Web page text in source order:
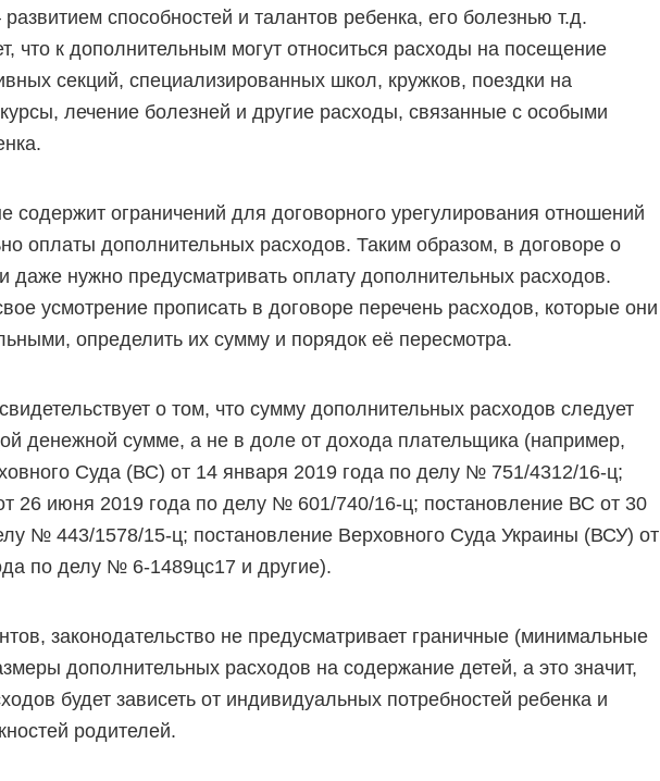
способностей и талантов ребенка, его болезнью т.д.
что к дополнительным могут относиться расходы на посещение
секций, специализированных школ, кружков, поездки на
лечение болезней и другие расходы, связанные с особыми
содержит ограничений для договорного урегулирования отношений
оплаты дополнительных расходов. Таким образом, в договоре о
даже нужно предусматривать оплату дополнительных расходов.
усмотрение прописать в договоре перечень расходов, которые они
определить их сумму и порядок её пересмотра.
о том, что сумму дополнительных расходов следует
денежной сумме, а не в доле от дохода плательщика (например,
Суда (ВС) от 14 января 2019 года по делу № 751/4312/16-ц;
26 июня 2019 года по делу № 601/740/16-ц; постановление ВС от 30
№ 443/1578/15-ц; постановление Верховного Суда Украины (ВСУ) от
по делу № 6-1489цс17 и другие).
законодательство не предусматривает граничные (минимальные
дополнительных расходов на содержание детей, а это значит,
будет зависеть от индивидуальных потребностей ребенка и
родителей.